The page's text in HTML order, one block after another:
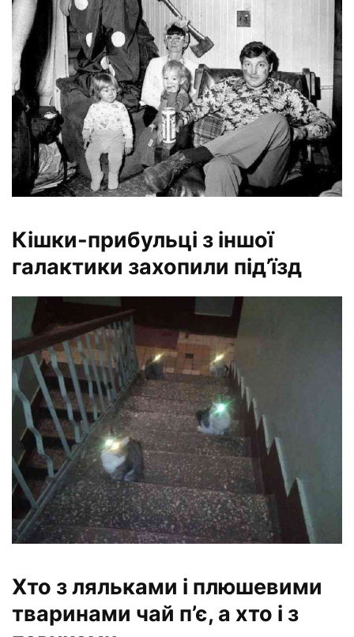
Кішки-прибульці з іншої
галактики захопили під’їзд
Хто з ляльками і плюшевими
тваринами чай п’є, а хто і з